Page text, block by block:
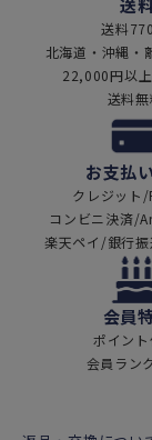
送
送料
北海道・沖縄・
22,000円以
送料無
お支払
クレジット
コンビニ決済/
楽天ペイ/銀行
会員
ポイン
会員ラン